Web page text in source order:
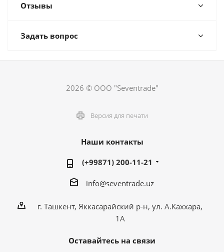
Отзывы
Задать вопрос
2026 © ООО "Seventrade"
Версия для печати
Наши контакты
(+99871) 200-11-21
info@seventrade.uz
г. Ташкент, Яккасарайский р-н, ул. А.Каххара,
1А
Оставайтесь на связи